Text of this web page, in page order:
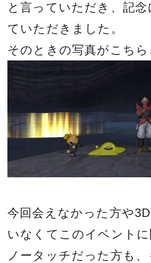
と言っていただき、記念
ていただきました。
そのときの写真がこちら
今回会えなかった方や
いなくてこのイベントに
ノータッチだった方も